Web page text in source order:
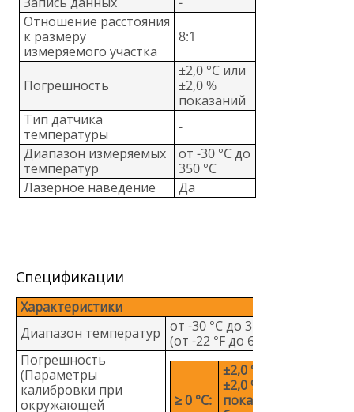
Отношение расстояния
к размеру
измеряемого участка
8:1
Погрешность
±2,0 °C или
±2,0 %
показаний
Тип датчика
температуры
-
Диапазон измеряемых
температур
от -30 °C до
350 °C
Лазерное наведение
Да
Спецификации
Характеристики
Диапазон температур от -30 °C до 350 °C
(от -22 °F до 662 °F)
Погрешность
(Параметры
калибровки при
окружающей
≥ 0 °C:
±2,0 °C или
±2,0 %
показаний,